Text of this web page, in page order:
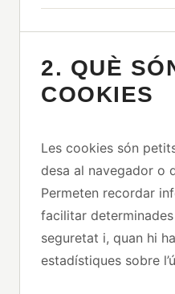
2. QUÈ
COOKIES
Les cookies són
desa al navegador o
Permeten recordar
facilitar
seguretat i, quan hi
estadístiques sobre